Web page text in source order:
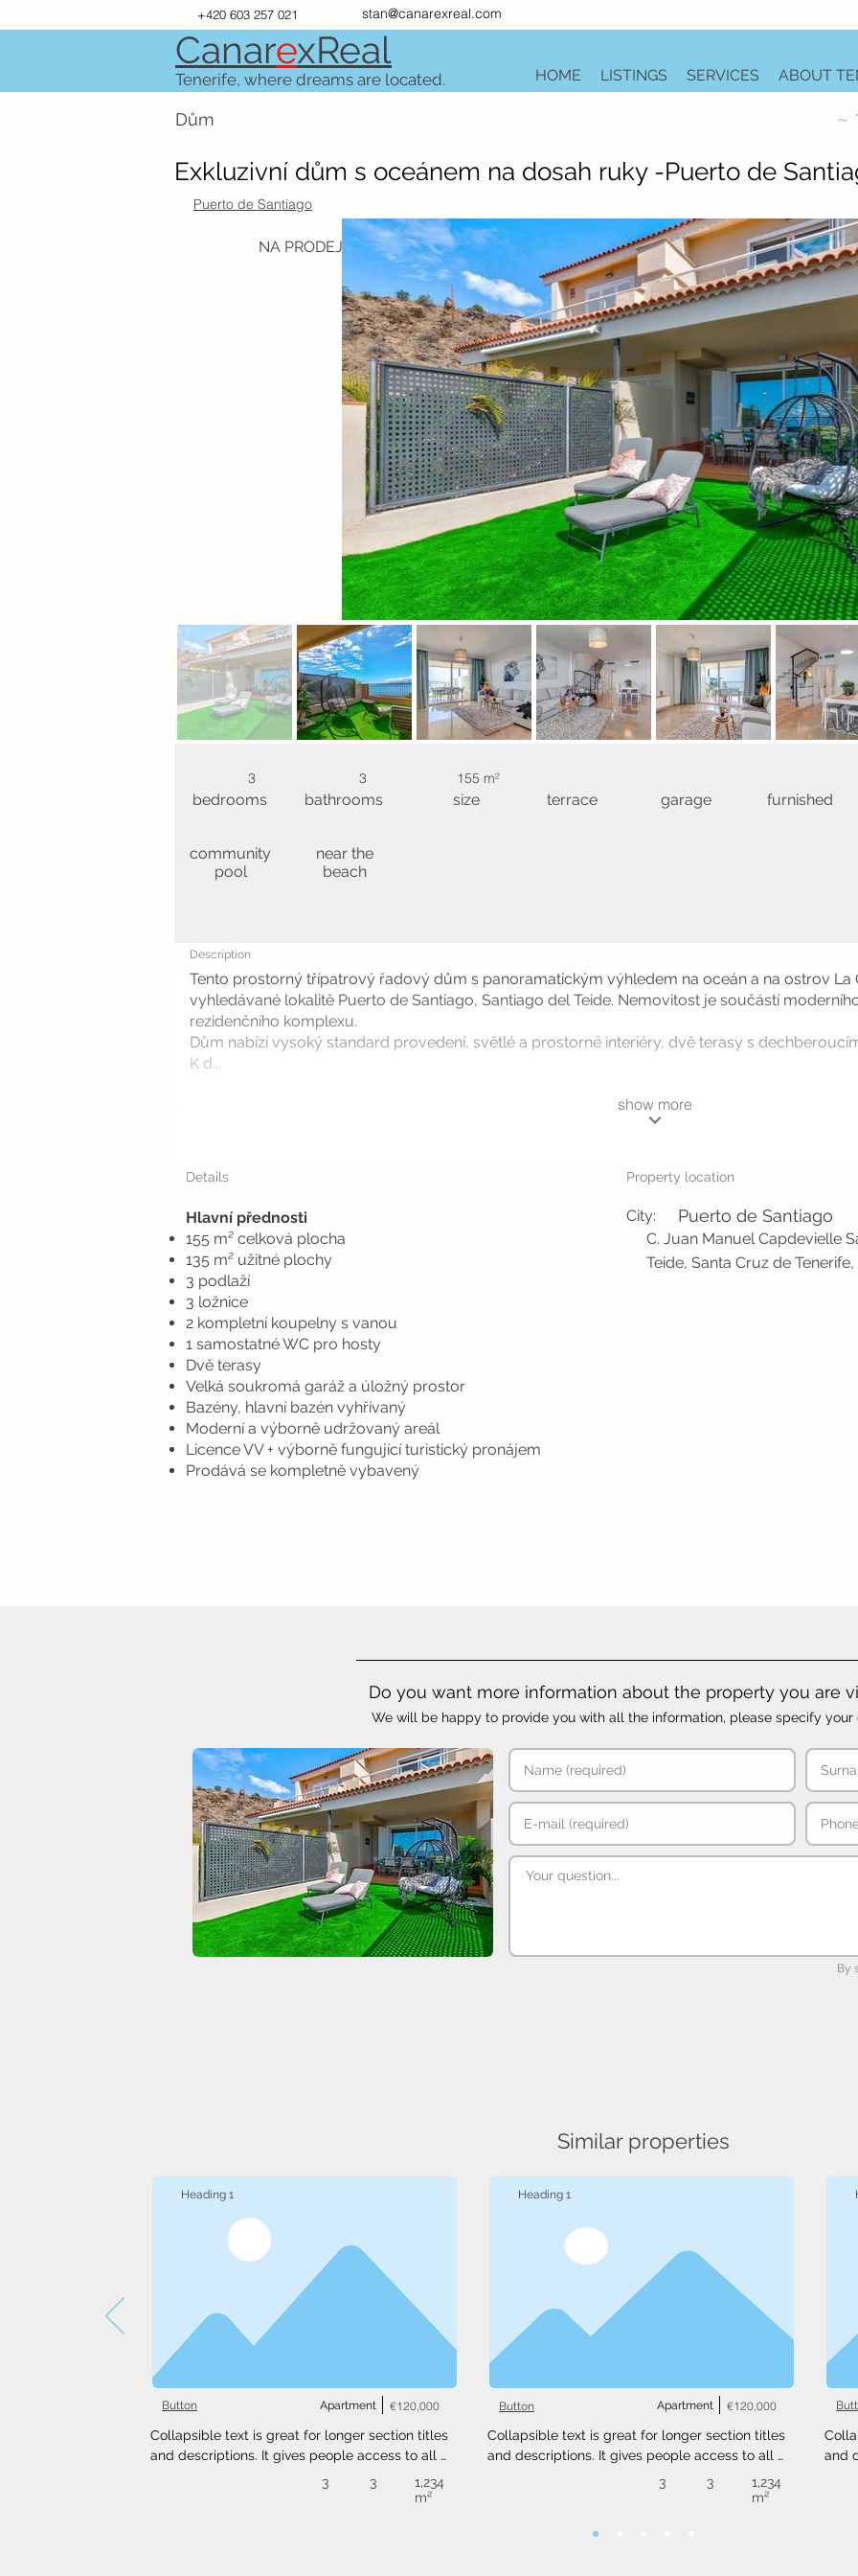
+420 603 257 021 stan@canarexreal.com
CanarexReal
Tenerife, where dreams are located. HOME LISTINGS SERVICES ABOUT
Dům ~
Exkluzivní dům s oceánem na dosah ruky -Puerto de
Puerto de Santiago
NA PRODEJ
3
bedrooms
3
bathrooms
155 m²
size
community
pool
near the
beach
terrace garage furnished
Description
Tento prostorný třípatrový řadový dům s panoramatickým výhledem na oceán a na ostrov La
vyhledávané lokalitě Puerto de Santiago, Santiago del Teide. Nemovitost je součástí
rezidenčního komplexu.
Dům nabízí vysoký standard provedení, světlé a prostorné interiéry, dvě terasy s
K d...
show more
Details
Hlavní přednosti
155 m² celková plocha
135 m² užitné plochy
3 podlaží
3 ložnice
2 kompletní koupelny s vanou
1 samostatné WC pro hosty
Dvě terasy
Velká soukromá garáž a úložný prostor
Bazény, hlavní bazén vyhřívaný
Moderní a výborně udržovaný areál
Licence VV + výborně fungující turistický pronájem
Prodává se kompletně vybavený
Property location
City: Puerto de Santiago
C. Juan Manuel Capdevielle
Teide, Santa Cruz de
Do you want more information about the property you are
We will be happy to provide you with all the information, please specify your
By
Heading 1
Apartment
Button €120,000
Collapsible text is great for longer section titles
and descriptions. It gives people access to all
clean. Link your text to anything, or set your text
3 3
1,234
m²
Heading 1
Apartment
Button €120,000
Collapsible text is great for longer section titles
and descriptions. It gives people access to all
clean. Link your text to anything, or set your text
3 3
1,234
m²
and
Similar properties